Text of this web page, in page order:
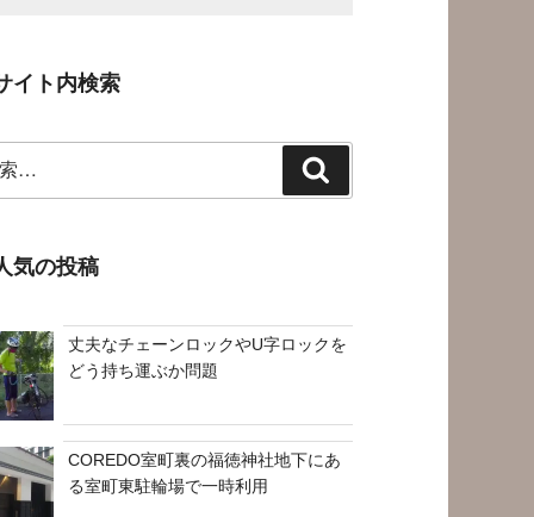
イト内検索
索
気の投稿
丈夫なチェーンロックやU字ロックを
どう持ち運ぶか問題
COREDO室町裏の福徳神社地下にあ
る室町東駐輪場で一時利用